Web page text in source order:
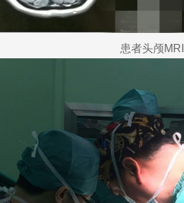
患者头颅MRI